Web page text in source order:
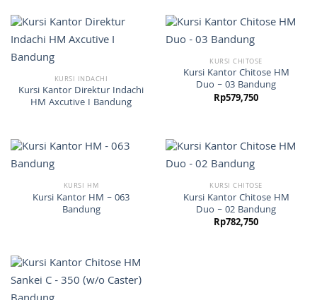
KURSI INDACHI
Kursi Kantor Direktur Indachi
HM Axcutive I Bandung
KURSI CHITOSE
Kursi Kantor Chitose HM
Duo – 03 Bandung
Rp579,750
KURSI HM
Kursi Kantor HM – 063
Bandung
KURSI CHITOSE
Kursi Kantor Chitose HM
Duo – 02 Bandung
Rp782,750